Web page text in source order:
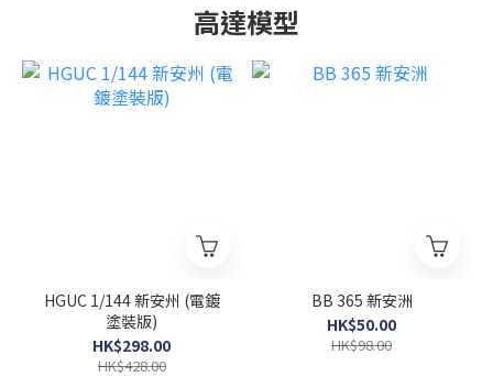
高達模型
HGUC 1/144 新安州 (電鍍
塗裝版)
HK$298.00
HK$428.00
BB 365 新安洲
HK$50.00
HK$98.00